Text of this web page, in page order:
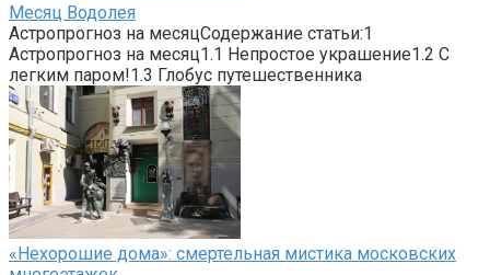
Месяц Водолея
Астропрогноз на месяцСодержание статьи:1
Астропрогноз на месяц1.1 Непростое украшение1.2 С
легким паром!1.3 Глобус путешественника
«Нехорошие дома»: смертельная мистика московских